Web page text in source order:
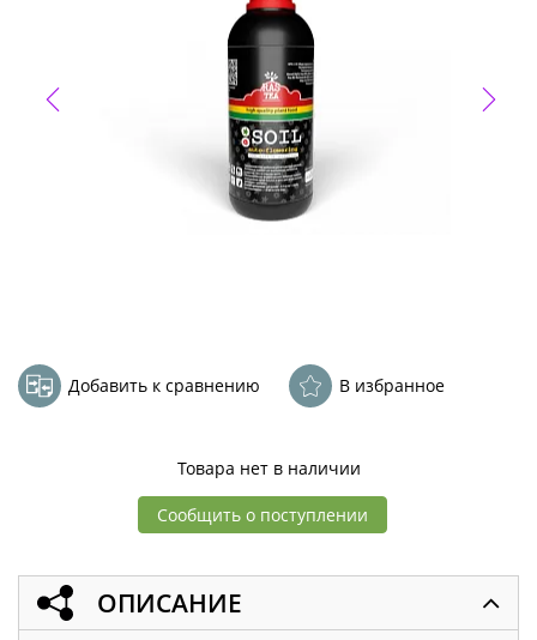
Добавить к сравнению В избранное
Товара нет в наличии
Сообщить о поступлении
ОПИСАНИЕ